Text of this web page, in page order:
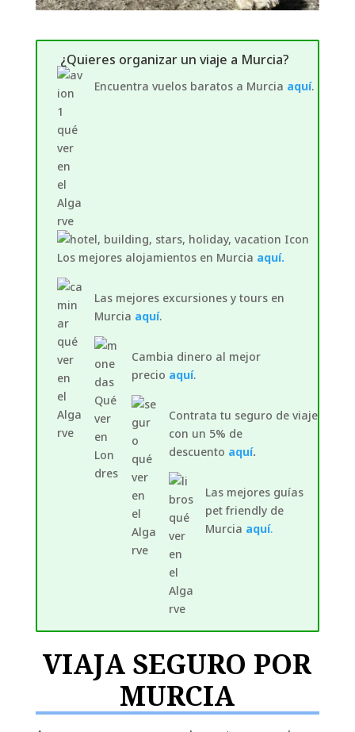
¿Quieres organizar un viaje a Murcia?
Encuentra vuelos baratos a Murcia aquí.
Los mejores alojamientos en Murcia aquí.
Las mejores excursiones y tours en
Murcia aquí.
Cambia dinero al mejor
precio aquí.
Contrata tu seguro de viaje
con un 5% de
descuento aquí.
Las mejores guías
pet friendly de
Murcia aquí.
VIAJA SEGURO POR
MURCIA